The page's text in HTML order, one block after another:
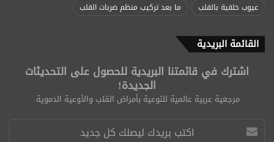
عيوب خلقية بالقلب
ما بعد تركيب منظم ضربات القلب
القائمة البريدية
اشترك في قائمتنا البريدية للحصول على التحديثات
الجديدة!
مرجعية عربية عالمية للتوعية بأمراض القلب والأوعية الدموية.